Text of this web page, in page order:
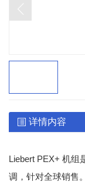
详情内容
Liebert PEX+ 机组
调，针对全球销售